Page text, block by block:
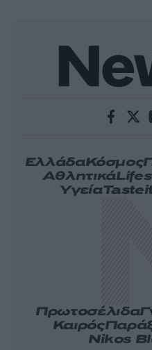
ΕλλάδαΚόσμος
Αθλητικά
Υγεία
Πρωτοσέλιδα
Καιρός
Nikos